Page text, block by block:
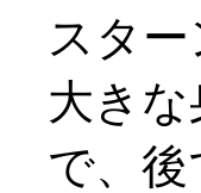
スタ
大き
で、